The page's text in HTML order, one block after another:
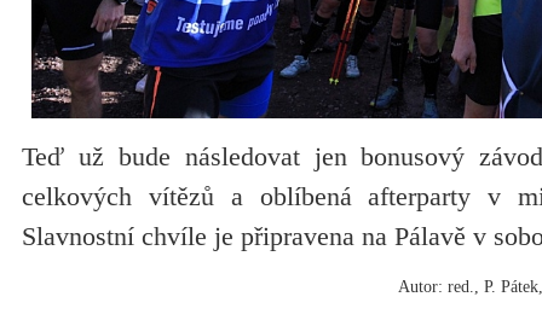
Teď už bude následovat jen bonusový
celkových vítězů a oblíbená afterparty v
Slavnostní chvíle je připravena na Pálavě v
Autor: red., P.